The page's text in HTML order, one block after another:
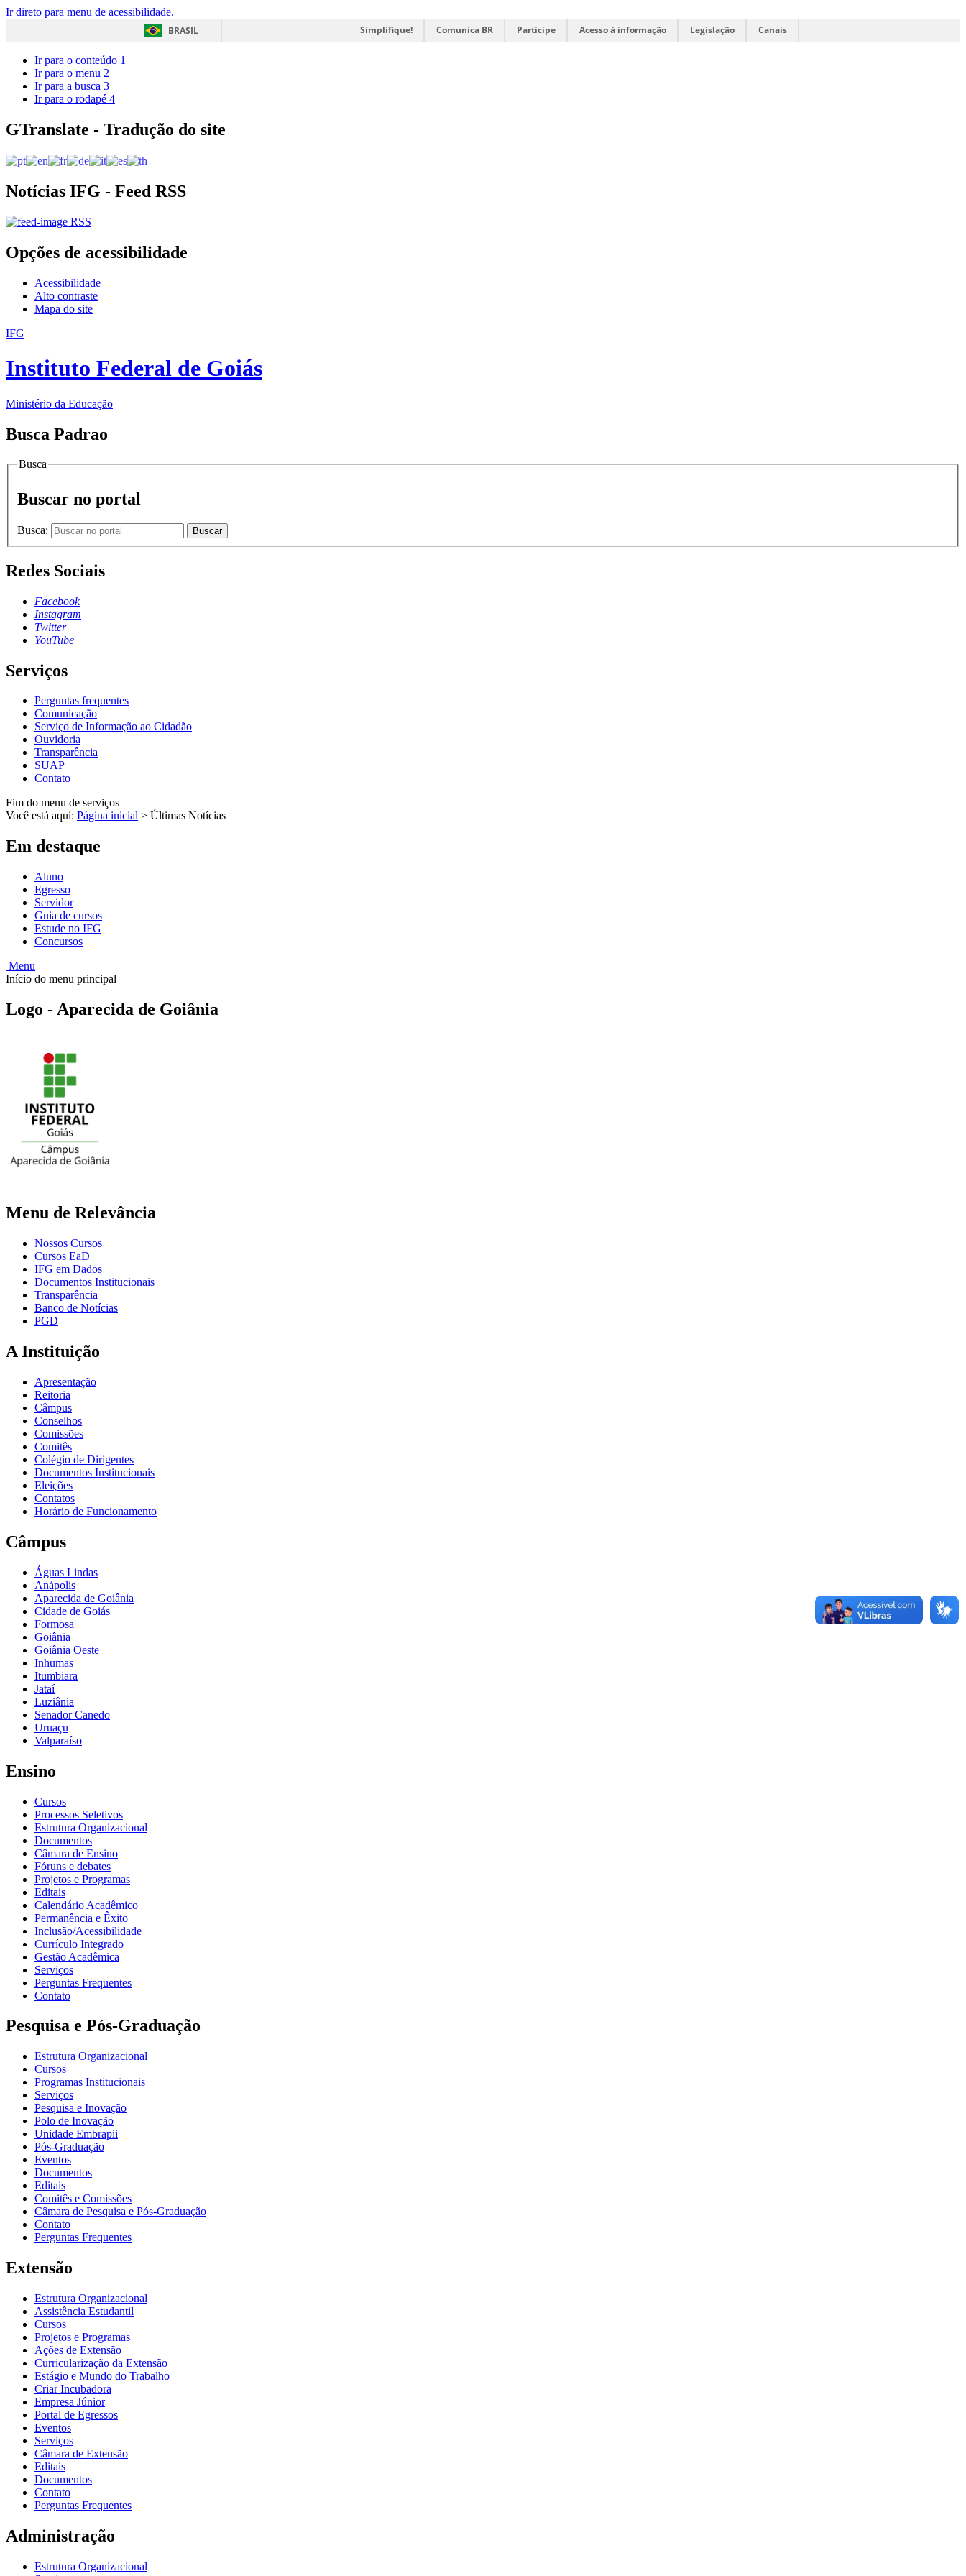
Ir direto para menu de acessibilidade.
BRASIL
Simplifique! Comunica BR Participe Acesso à informação Legislação Canais
Ir para o conteúdo 1
Ir para o menu 2
Ir para a busca 3
Ir para o rodapé 4
GTranslate - Tradução do site
Notícias IFG - Feed RSS
RSS
Opções de acessibilidade
Acessibilidade
Alto contraste
Mapa do site
IFG
Instituto Federal de Goiás
Ministério da Educação
Busca Padrao
Busca
Buscar no portal
Busca: Buscar
Redes Sociais
Facebook
Instagram
Twitter
YouTube
Serviços
Perguntas frequentes
Comunicação
Serviço de Informação ao Cidadão
Ouvidoria
Transparência
SUAP
Contato
Fim do menu de serviços
Você está aqui: Página inicial > Últimas Notícias
Em destaque
Aluno
Egresso
Servidor
Guia de cursos
Estude no IFG
Concursos
Menu
Início do menu principal
Logo - Aparecida de Goiânia
Menu de Relevância
Nossos Cursos
Cursos EaD
IFG em Dados
Documentos Institucionais
Transparência
Banco de Notícias
PGD
A Instituição
Apresentação
Reitoria
Câmpus
Conselhos
Comissões
Comitês
Colégio de Dirigentes
Documentos Institucionais
Eleições
Contatos
Horário de Funcionamento
Câmpus
Águas Lindas
Anápolis
Aparecida de Goiânia
Cidade de Goiás
Formosa
Goiânia
Goiânia Oeste
Inhumas
Itumbiara
Jataí
Luziânia
Senador Canedo
Uruaçu
Valparaíso
Ensino
Cursos
Processos Seletivos
Estrutura Organizacional
Documentos
Câmara de Ensino
Fóruns e debates
Projetos e Programas
Editais
Calendário Acadêmico
Permanência e Êxito
Inclusão/Acessibilidade
Currículo Integrado
Gestão Acadêmica
Serviços
Perguntas Frequentes
Contato
Pesquisa e Pós-Graduação
Estrutura Organizacional
Cursos
Programas Institucionais
Serviços
Pesquisa e Inovação
Polo de Inovação
Unidade Embrapii
Pós-Graduação
Eventos
Documentos
Editais
Comitês e Comissões
Câmara de Pesquisa e Pós-Graduação
Contato
Perguntas Frequentes
Extensão
Estrutura Organizacional
Assistência Estudantil
Cursos
Projetos e Programas
Ações de Extensão
Curricularização da Extensão
Estágio e Mundo do Trabalho
Criar Incubadora
Empresa Júnior
Portal de Egressos
Eventos
Serviços
Câmara de Extensão
Editais
Documentos
Contato
Perguntas Frequentes
Administração
Estrutura Organizacional